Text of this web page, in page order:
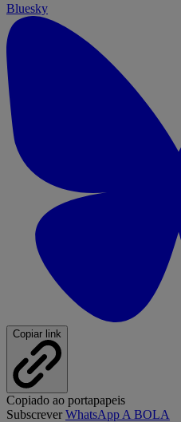
Bluesky
Copiar link
Copiado ao portapapeis
SubscreverWhatsApp A BOLA